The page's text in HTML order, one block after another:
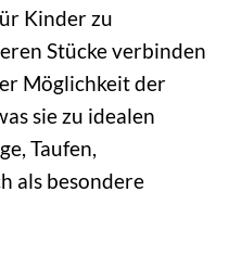
Kinder zu
Stücke verbinden
Möglichkeit der
sie zu idealen
Taufen,
als besondere